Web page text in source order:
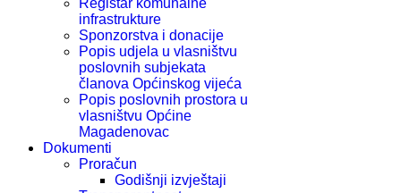
Registar komunalne
infrastrukture
Sponzorstva i donacije
Popis udjela u vlasništvu
poslovnih subjekata
članova Općinskog vijeća
Popis poslovnih prostora u
vlasništvu Općine
Magadenovac
Dokumenti
Proračun
Godišnji izvještaji